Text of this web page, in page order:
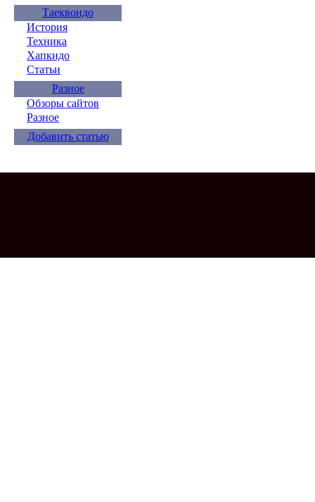
Таеквондо
История
Техника
Хапкидо
Статьи
Разное
Обзоры сайтов
Разное
Добавить статью